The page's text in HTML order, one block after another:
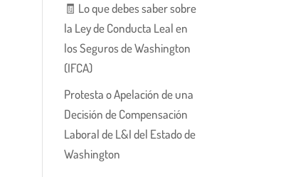
🧾 Lo que debes saber sobre
la Ley de Conducta Leal en
los Seguros de Washington
(IFCA)
Protesta o Apelación de una
Decisión de Compensación
Laboral de L&I del Estado de
Washington